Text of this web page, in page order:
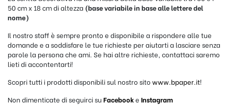
50 cm x 18 cm di altezza (base variabile in base alle lettere del
nome)
Il nostro staff è sempre pronto e disponibile a rispondere alle tue
domande e a soddisfare le tue richieste per aiutarti a lasciare senza
parole la persona che ami. Se hai altre richieste, contattaci saremo
lieti di accontentarti!
Scopri tutti i prodotti disponibili sul nostro sito www.bpaper.it!
Non dimenticate di seguirci su Facebooke Instagram